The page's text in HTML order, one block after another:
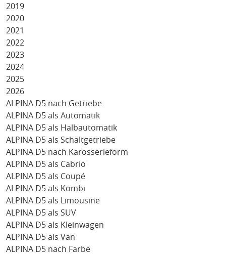
2019
2020
2021
2022
2023
2024
2025
2026
ALPINA D5 nach Getriebe
ALPINA D5 als Automatik
ALPINA D5 als Halbautomatik
ALPINA D5 als Schaltgetriebe
ALPINA D5 nach Karosserieform
ALPINA D5 als Cabrio
ALPINA D5 als Coupé
ALPINA D5 als Kombi
ALPINA D5 als Limousine
ALPINA D5 als SUV
ALPINA D5 als Kleinwagen
ALPINA D5 als Van
ALPINA D5 nach Farbe